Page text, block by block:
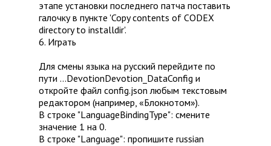
этапе установки последнего патча поставить
галочку в пункте 'Copy contents of CODEX
directory to installdir'.
6. Играть
Для смены языка на русский перейдите по
пути ...DevotionDevotion_DataConfig и
откройте файл config.json любым текстовым
редактором (например, «Блокнотом»).
В строке "LanguageBindingType": смените
значение 1 на 0.
В строке "Language": пропишите russian